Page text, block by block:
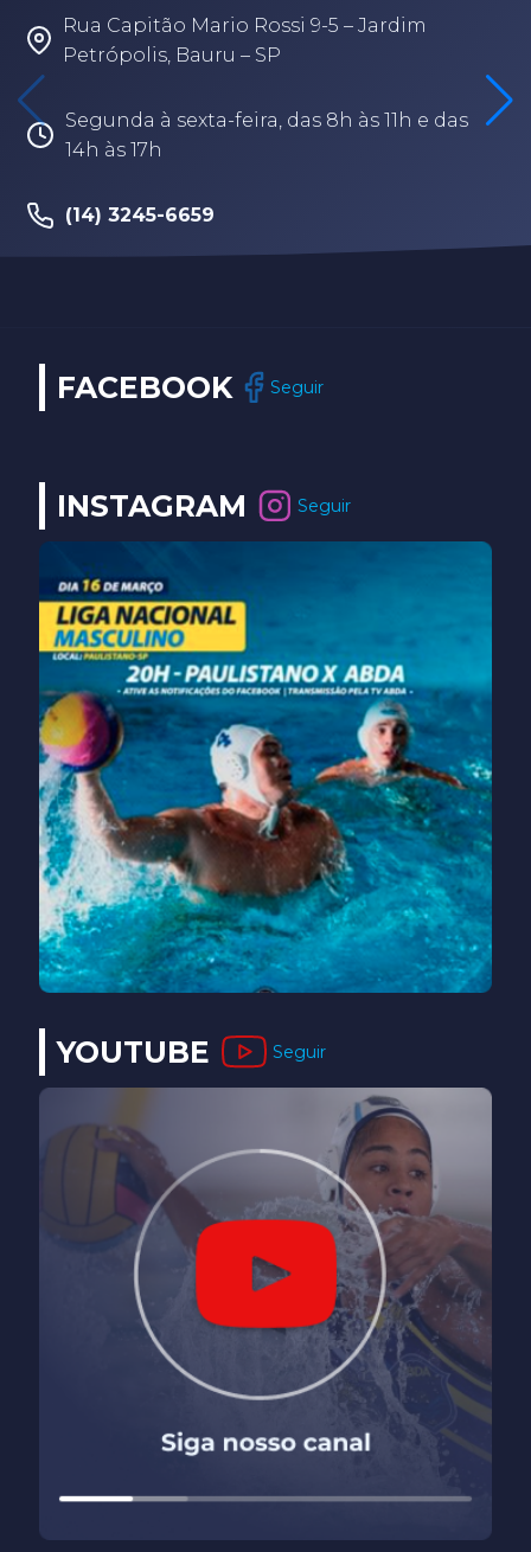
Rua Capitão Mario Rossi 9-5 – Jardim
Petrópolis, Bauru – SP
Segunda à sexta-feira, das 8h às 11h e das
14h às 17h
(14) 3245-6659
FACEBOOK Seguir
INSTAGRAM Seguir
YOUTUBE Seguir